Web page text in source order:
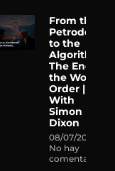
From the
Petrodollar
to the
Algorithm:
The End of
the World
Order |
With
Simon
Dixon
08/07/2026
No hay
comentarios